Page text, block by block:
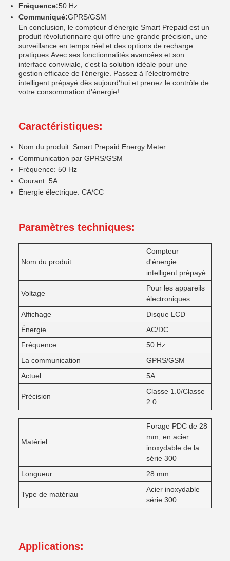
Fréquence:50 Hz
Communiqué:GPRS/GSM
En conclusion, le compteur d'énergie Smart Prepaid est un
produit révolutionnaire qui offre une grande précision, une
surveillance en temps réel et des options de recharge
pratiques.Avec ses fonctionnalités avancées et son
interface conviviale, c'est la solution idéale pour une
gestion efficace de l'énergie. Passez à l'électromètre
intelligent prépayé dès aujourd'hui et prenez le contrôle de
votre consommation d'énergie!
Caractéristiques:
Nom du produit: Smart Prepaid Energy Meter
Communication par GPRS/GSM
Fréquence: 50 Hz
Courant: 5A
Énergie électrique: CA/CC
Paramètres techniques:
Nom du produit
Compteur
d'énergie
intelligent prépayé
Voltage
Pour les appareils
électroniques
Affichage
Disque LCD
Énergie
AC/DC
Fréquence
50 Hz
La communication
GPRS/GSM
Actuel
5A
Précision
Classe 1.0/Classe
2.0
Matériel
Forage PDC de 28
mm, en acier
inoxydable de la
série 300
Longueur
28 mm
Type de matériau
Acier inoxydable
série 300
Applications: